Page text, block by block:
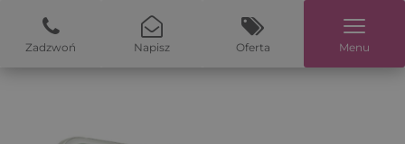
Zadzwoń Napisz Oferta Menu